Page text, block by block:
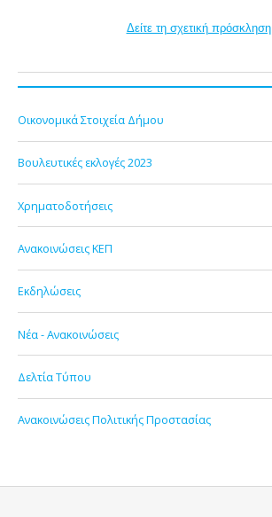
Δείτε τη σχετική πρόσκληση
Οικονομικά Στοιχεία Δήμου
Βουλευτικές εκλογές 2023
Χρηματοδοτήσεις
Ανακοινώσεις ΚΕΠ
Εκδηλώσεις
Νέα - Ανακοινώσεις
Δελτία Τύπου
Ανακοινώσεις Πολιτικής Προστασίας